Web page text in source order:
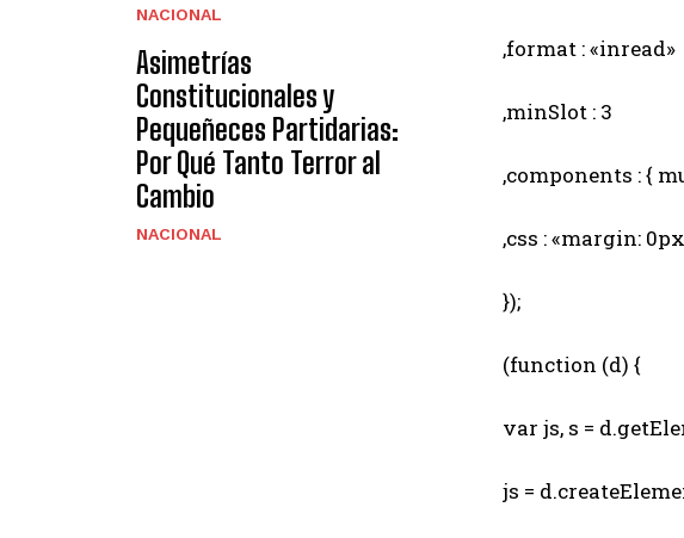
NACIONAL
Asimetrías
Constitucionales y
Pequeñeces Partidarias:
Por Qué Tanto Terror al
Cambio
NACIONAL
,format : «inread»
,minSlot : 3
,components : {
,css : «margin:
});
(function (d) {
var js, s =
js =